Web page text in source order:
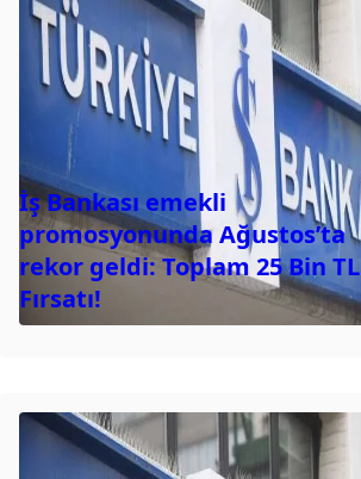
İş Bankası emekli
promosyonunda Ağustos’ta
rekor geldi: Toplam 25 Bin TL
Fırsatı!